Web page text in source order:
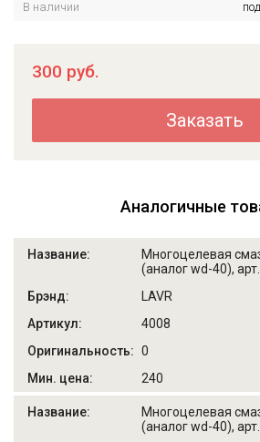
В наличии
300 руб.
Заказать
Аналогичные
Многоцелевая
(аналог wd-40),
LAVR
4008
0
240
Многоцелевая
(аналог wd-40),